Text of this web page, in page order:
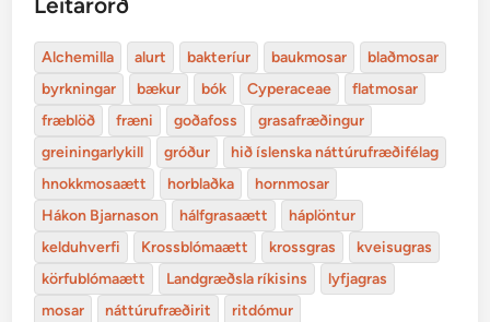
Alchemilla alurt bakteríur baukmosar
blaðmosar
byrkningar
bækur bók Cyperaceae
flatmosar
fræblöð
fræni goðafoss
grasafræðingur
greiningarlykill
gróður
hið íslenska náttúrufræðifélag
hnokkmosaætt
horblaðka
hornmosar
Hákon Bjarnason
hálfgrasaætt
háplöntur
kelduhverfi
Krossblómaætt krossgras
kveisugras
körfublómaætt
Landgræðsla ríkisins
lyfjagras
mosar
náttúrufræðirit ritdómur